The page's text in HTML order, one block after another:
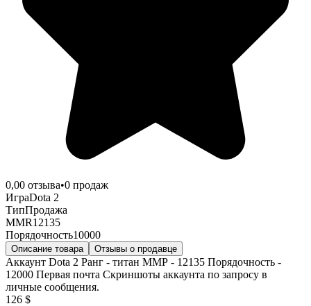
0,00 отзыва•0 продаж
ИграDota 2
ТипПродажа
MMR12135
Порядочность10000
Описание товара Отзывы о продавце
Аккаунт Dota 2 Ранг - титан ММР - 12135 Порядочность -
12000 Первая почта Скриншоты аккаунта по запросу в
личные сообщения.
126 $